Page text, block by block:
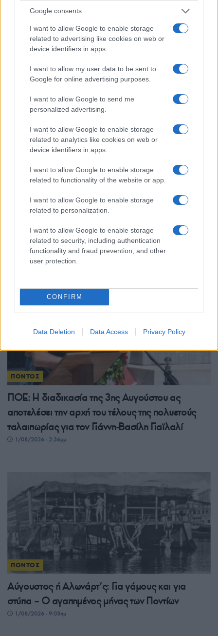
Google consents
I want to allow Google to enable storage
related to advertising like cookies on web or
device identifiers in apps.
I want to allow my user data to be sent to
Google for online advertising purposes.
I want to allow Google to send me
personalized advertising.
I want to allow Google to enable storage
related to analytics like cookies on web or
device identifiers in apps.
I want to allow Google to enable storage
related to functionality of the website or app.
I want to allow Google to enable storage
related to personalization.
I want to allow Google to enable storage
related to security, including authentication
functionality and fraud prevention, and other
user protection.
CONFIRM
Data Deletion Data Access Privacy Policy
ΠΟΝΤΟΣ
Κρυονέρι Λαγκαδά: Αποκαλύφθηκε μνημείο για
τις Γενοκτονίες Ποντίων, Θρακιωτών και
Μικρασιατών
2/08/2026 - 8:08μμ
ΠΟΝΤΟΣ
Κίζαρι Ροδόπης: Οι Κιζαριώτες αντάμωσαν ξανά
στο χωριό των 52 οικογενειών του Πόντου
2/08/2026 - 6:32μμ
ΠΟΝΤΟΣ
ΠΟΕ: Η διαδικασία της 3ης Αυγούστου ας
αποτελέσει την αρχή του τέλους της πολυετούς
ταλαιπωρίας για τον Γιάννη-Βασίλη Γιαϊλαλί
1/08/2026 - 2:36μμ
ΠΟΝΤΟΣ
Αύγουστος ή Αλωνάρτ’ς: Για γάμους και για
στύπα – Ο αγαπημένος μήνας των Ποντίων
1/08/2026 - 9:03πμ